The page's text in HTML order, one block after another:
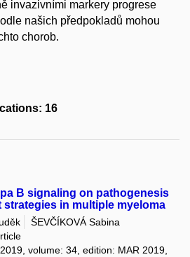
invazivními markery progrese
našich předpokladů mohou
chorob.
16
B signaling on pathogenesis
in multiple myeloma
ŠEVČÍKOVÁ Sabina
2019, volume: 34, edition: MAR 2019,